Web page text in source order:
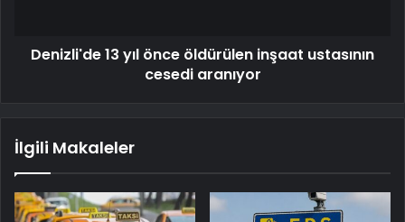
Denizli'de 13 yıl önce öldürülen inşaat ustasının
cesedi aranıyor
İlgili Makaleler